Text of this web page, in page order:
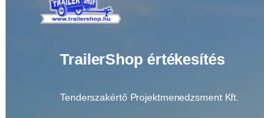
TrailerShop értékesítés
Tenderszakértő Projektmenedzsment Kft.